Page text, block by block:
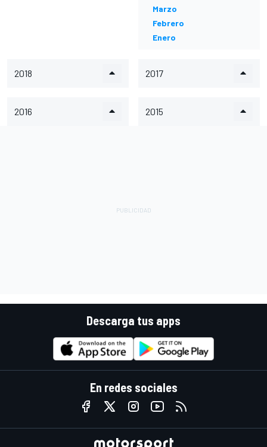
Marzo
Febrero
Enero
2018 2017
2016 2015
Descarga tus apps
En redes sociales